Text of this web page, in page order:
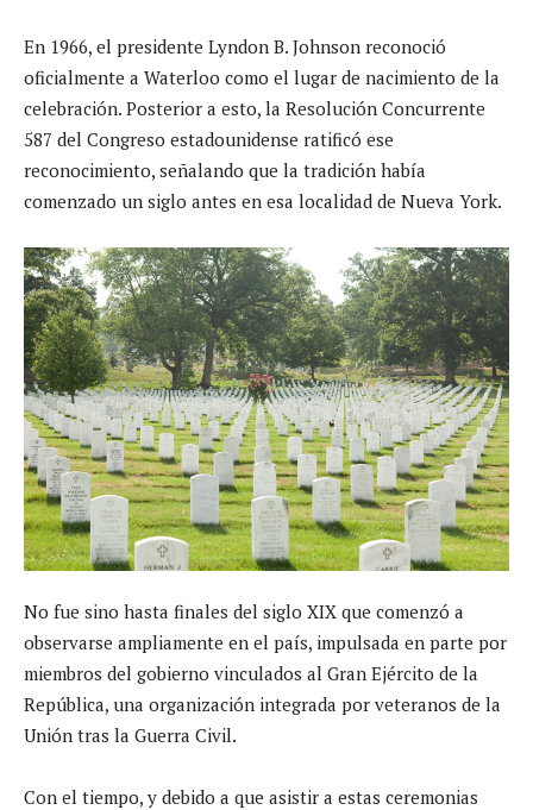
En 1966, el presidente Lyndon B. Johnson reconoció
oficialmente a Waterloo como el lugar de nacimiento de la
celebración. Posterior a esto, la Resolución Concurrente
587 del Congreso estadounidense ratificó ese
reconocimiento, señalando que la tradición había
comenzado un siglo antes en esa localidad de Nueva York.
No fue sino hasta finales del siglo XIX que comenzó a
observarse ampliamente en el país, impulsada en parte por
miembros del gobierno vinculados al Gran Ejército de la
República, una organización integrada por veteranos de la
Unión tras la Guerra Civil.
Con el tiempo, y debido a que asistir a estas ceremonias